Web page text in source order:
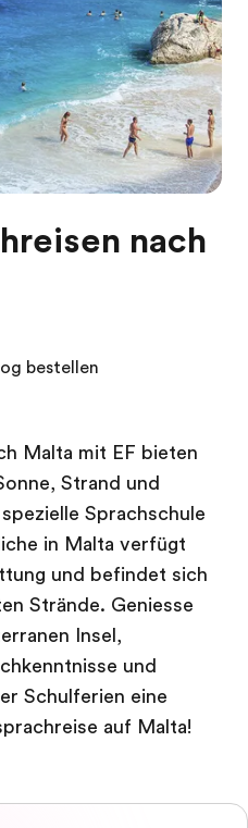
nach
Malta mit EF bieten
Strand und
Sprachschule
in Malta verfügt
und befindet sich
Strände. Geniesse
Insel,
und
Schulferien eine
auf Malta!
bestellen